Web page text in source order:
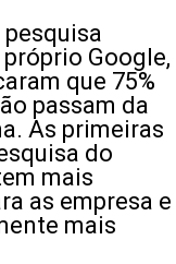
pesquisa
Google,
que 75%
passam da
As primeiras
do
mais
as empresa e
mais